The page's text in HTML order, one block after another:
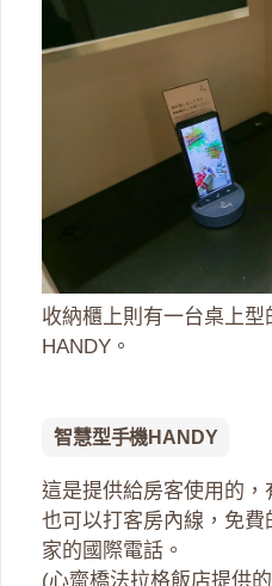
收納櫃上則有一台桌上
HANDY。
智慧型手機HANDY
這是提供給房客使用的，
也可以打客房內線，免費
家的國際電話。
(心齋橋法拉格飯店提供